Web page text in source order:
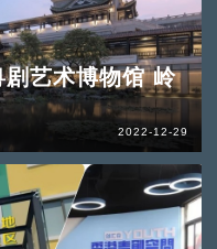
艺术博物馆 岭
2022-12-29